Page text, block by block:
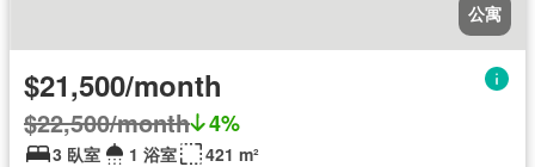
公寓
$21,500/month
$22,500/month 4%
3 臥室 1 浴室 421 m²